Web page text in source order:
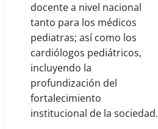
docente a nivel nacional
tanto para los médicos
pediatras; así como los
cardiólogos pediátricos,
incluyendo la
profundización del
fortalecimiento
institucional de la sociedad.